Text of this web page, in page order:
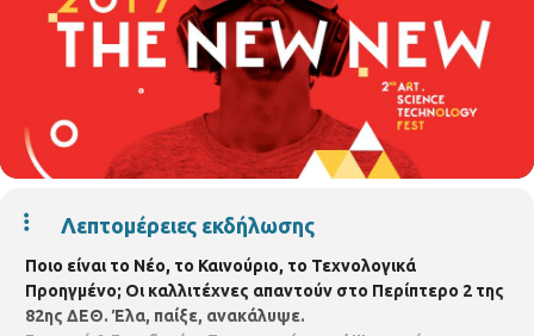
Λεπτομέρειες εκδήλωσης
Ποιο είναι το Νέο, το Καινούριο, το Τεχνολογικά
Προηγμένο; Οι καλλιτέχνες απαντούν στο Περίπτερο 2 της
82ης ΔΕΘ. Έλα, παίξε, ανακάλυψε.